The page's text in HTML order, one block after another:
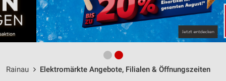
Rainau Elektromärkte Angebote, Filialen & Öffnungszeiten